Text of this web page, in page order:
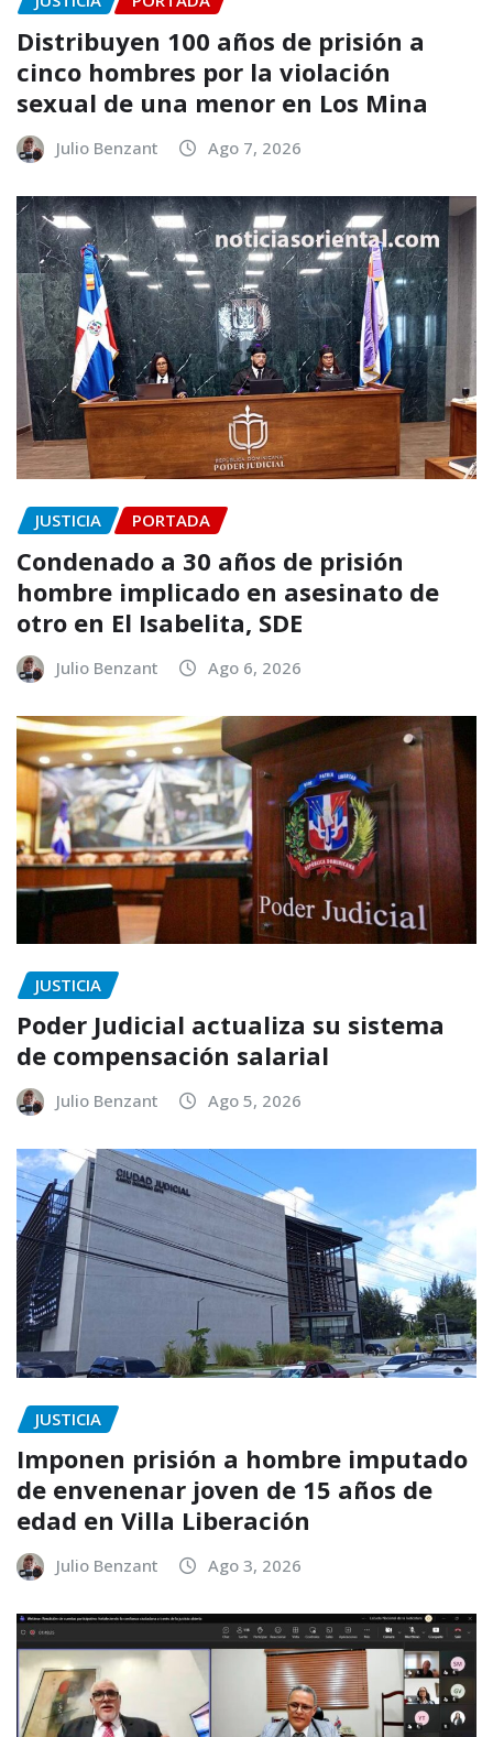
Distribuyen 100 años de prisión a
cinco hombres por la violación
sexual de una menor en Los Mina
Julio Benzant Ago 7, 2026
JUSTICIA PORTADA
Condenado a 30 años de prisión
hombre implicado en asesinato de
otro en El Isabelita, SDE
Julio Benzant Ago 6, 2026
JUSTICIA
Poder Judicial actualiza su sistema
de compensación salarial
Julio Benzant Ago 5, 2026
JUSTICIA
Imponen prisión a hombre imputado
de envenenar joven de 15 años de
edad en Villa Liberación
Julio Benzant Ago 3, 2026